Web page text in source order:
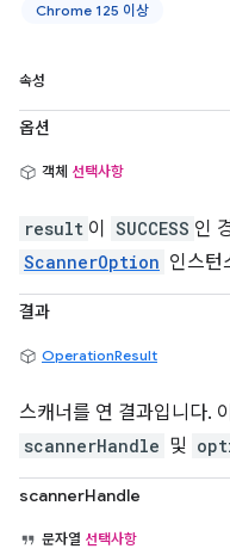
Chrome 125 이상
속성
옵션
객체 선택사항
result 이 SUCCESS 인
ScannerOption 인스턴
결과
OperationResult
스캐너를 연 결과입니다.
scannerHandle 및
scannerHandle
문자열 선택사항